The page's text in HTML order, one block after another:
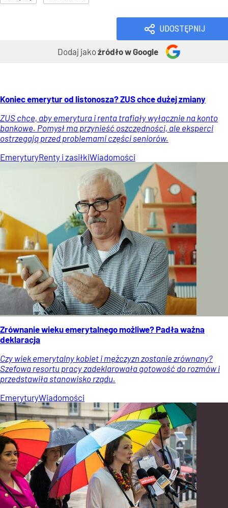
UDOSTĘPNIJ
Dodaj jakoźródło w Google
Koniec emerytur od listonosza? ZUS chce dużej zmiany
ZUS chce, aby emerytura i renta trafiały wyłącznie na konto
bankowe. Pomysł ma przynieść oszczędności, ale eksperci
ostrzegają przed problemami części seniorów.
EmeryturyRenty i zasiłkiWiadomości
Zrównanie wieku emerytalnego możliwe? Padła ważna
deklaracja
Czy wiek emerytalny kobiet i mężczyzn zostanie zrównany?
Szefowa resortu pracy zadeklarowała gotowość do rozmów i
przedstawiła stanowisko rządu.
EmeryturyWiadomości